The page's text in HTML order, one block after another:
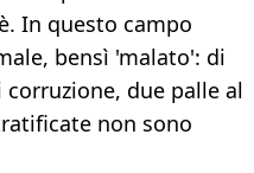
In questo campo
bensì 'malato': di
due palle al
non sono